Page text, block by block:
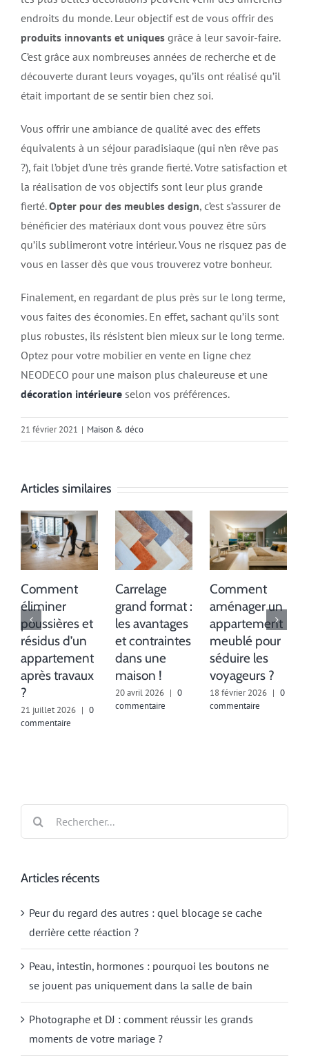
endroits du monde. Leur objectif est de vous offrir des
produits innovants et uniques grâce à leur savoir-faire.
C’est grâce aux nombreuses années de recherche et de
découverte durant leurs voyages, qu’ils ont réalisé qu’il
était important de se sentir bien chez soi.
Vous offrir une ambiance de qualité avec des effets
équivalents à un séjour paradisiaque (qui n’en rêve pas
?), fait l’objet d’une très grande fierté. Votre satisfaction et
la réalisation de vos objectifs sont leur plus grande
fierté.Opter pour des meubles design, c’est s’assurer de
bénéficier des matériaux dont vous pouvez être sûrs
qu’ils sublimeront votre intérieur. Vous ne risquez pas de
vous en lasser dès que vous trouverez votre bonheur.
Finalement, en regardant de plus près sur le long terme,
vous faites des économies. En effet, sachant qu’ils sont
plus robustes, ils résistent bien mieux sur le long terme.
Optez pour votre mobilier en vente en ligne chez
NEODECO pour une maison plus chaleureuse et une
décoration intérieure selon vos préférences.
21 février 2021 | Maison & déco
Articles similaires
Comment
éliminer
poussières et
résidus d’un
appartement
après travaux
?
21 juillet 2026 | 0
commentaire
Carrelage
grand format :
les avantages
et contraintes
dans une
maison !
20 avril 2026 | 0
commentaire
Comment
aménager un
appartement
meublé pour
séduire les
voyageurs ?
18 février 2026 | 0
commentaire
Articles récents
Peur du regard des autres : quel blocage se cache
derrière cette réaction ?
Peau, intestin, hormones : pourquoi les boutons ne
se jouent pas uniquement dans la salle de bain
Photographe et DJ : comment réussir les grands
moments de votre mariage ?